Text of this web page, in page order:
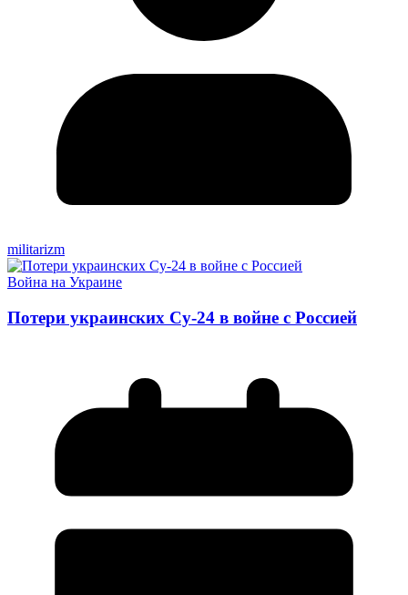
militarizm
Война на Украине
Потери украинских Су-24 в войне с Россией